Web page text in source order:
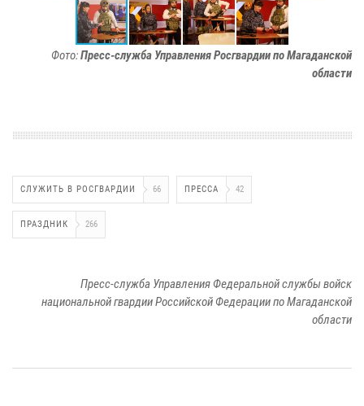
Фото:Пресс-служба Управления Росгвардии по Магаданской
области
СЛУЖИТЬ В РОСГВАРДИИ 66 ПРЕССА 42
ПРАЗДНИК 266
Пресс-служба Управления Федеральной службы войск
национальной гвардии Российской Федерации по Магаданской
области